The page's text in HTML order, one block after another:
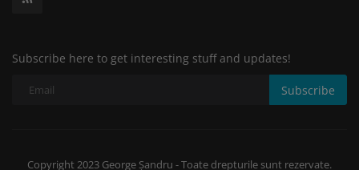
Subscribe here to get interesting stuff and updates!
Subscribe
Copyright 2023 George Șandru - Toate drepturile sunt rezervate.